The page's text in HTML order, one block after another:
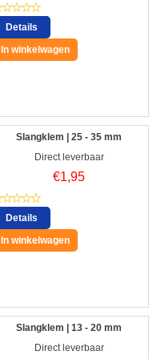
Details
In winkelwagen
Slangklem | 25 - 35 mm
Direct leverbaar
€1,95
Details
In winkelwagen
Slangklem | 13 - 20 mm
Direct leverbaar